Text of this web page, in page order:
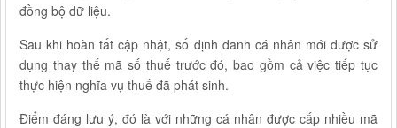
đồng bộ dữ liệu.
Sau khi hoàn tất cập nhật, số định danh cá nhân mới được sử
dụng thay thế mã số thuế trước đó, bao gồm cả việc tiếp tục
thực hiện nghĩa vụ thuế đã phát sinh.
Điểm đáng lưu ý, đó là với những cá nhân được cấp nhiều mã